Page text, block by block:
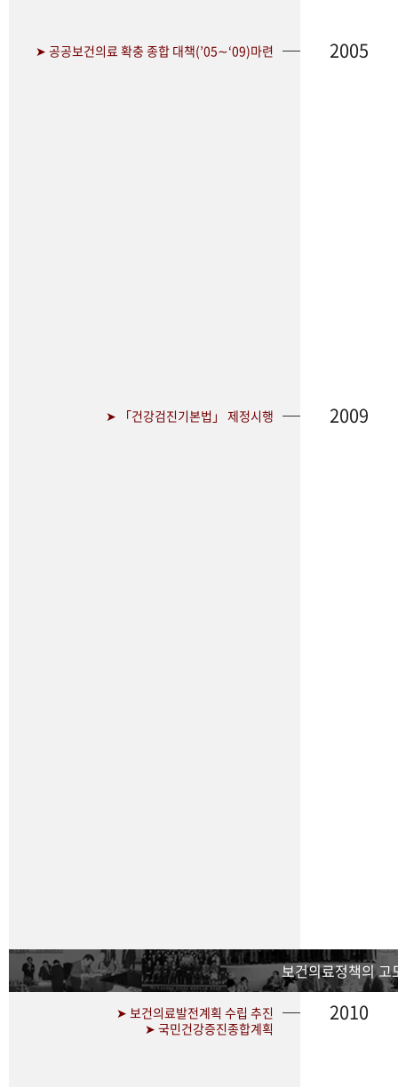
➤ 공공보건의료 확충 종합 대책(’05∼‘09)마련 2005
➤ 「건강검진기본법」 제정시행 2009
보건의료정책의 고
➤ 보건의료발전계획 수립 추진
➤ 국민건강증진종합계획
2010